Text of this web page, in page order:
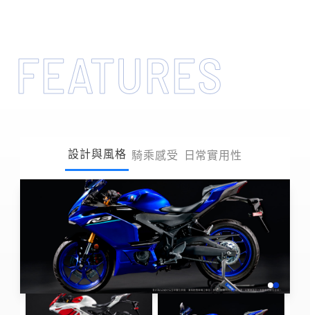
FEATURES
設計與風格 騎乘感受 日常實用性